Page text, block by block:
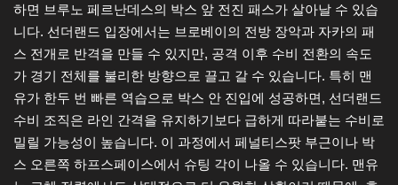
하면 브루노 페르난데스의 박스 앞 전진 패스가 살아날 수 있습
니다. 선더랜드 입장에서는 브로베이의 전방 장악과 자카의 패
스 전개로 반격을 만들 수 있지만, 공격 이후 수비 전환의 속도
가 경기 전체를 불리한 방향으로 끌고 갈 수 있습니다. 특히 맨
유가 한두 번 빠른 역습으로 박스 안 진입에 성공하면, 선더랜드
수비 조직은 라인 간격을 유지하기보다 급하게 따라붙는 수비로
밀릴 가능성이 높습니다. 이 과정에서 페널티스팟 부근이나 박
스 오른쪽 하프스페이스에서 슈팅 각이 나올 수 있습니다. 맨유